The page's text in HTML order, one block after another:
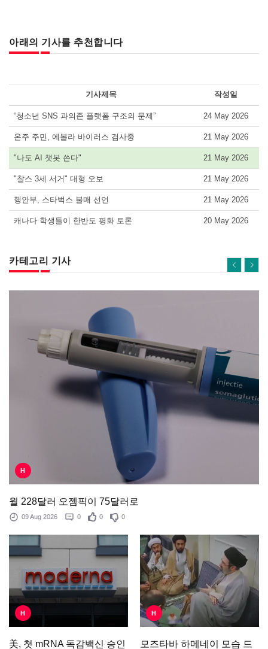
아래의 기사를 추천합니다
기사제목 작성일
“청소년 SNS 과의존 플랫폼 구조의 문제” 24 May 2026
온주 주민, 에볼라 바이러스 검사중 21 May 2026
"나도 AI 챗봇 쓴다" 21 May 2026
"찰스 3세 서거" 대형 오보 21 May 2026
행안부, 스타벅스 불매 선언 21 May 2026
캐나다 학생들이 한반도 평화 토론 20 May 2026
카테고리 기사
H
월 228달러 오젬픽이 75달러로
09 Aug 2026 0 0 0
H
美, 첫 mRNA 독감백신 승인
H
모즈타바 하메네이 모습 드